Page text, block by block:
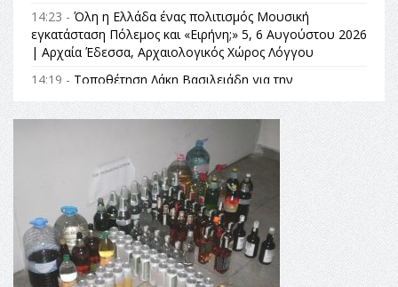
14:23 - Όλη η Ελλάδα ένας πολιτισμός Μουσική
εγκατάσταση Πόλεμος και «Ειρήνη;» 5, 6 Αυγούστου 2026
| Αρχαία Έδεσσα, Αρχαιολογικός Χώρος Λόγγου
14:19 - Τοποθέτηση Λάκη Βασιλειάδη για την
Αναθεώρηση του Συντάγματος: «Σε τέτοιες κορυφαίες
θεσμικές διαδικασίες υπάρχει μόνο η ευθύνη απέναντι
Το πρόγραμμα του ΠΑΟΚ στον δεύτερο γύρο του
Champions League!
16:27 -Όλυμπος: Εντάχθηκε στον Κατάλογο Παγκόσμιας
Κληρονομιάς της UNESCO – Ομόφωνη η απόφαση Ο
Όλυμπος αναγνωρίστηκε ως φυσικό και πολιτιστικό
αγαθό εξέχουσας οικουμενικής αξίας για την
ανθρωπότητα